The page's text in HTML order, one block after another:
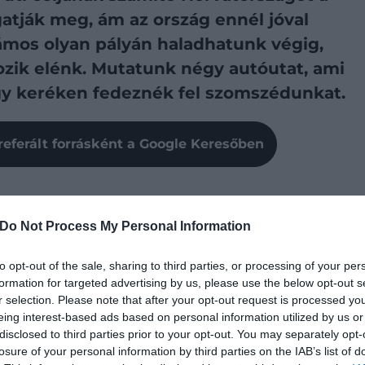
Do Not Process My Personal Information
opt-out of the sale, sharing to third parties, or processing of your
for targeted advertising by us, please use the below opt-out
selection. Please note that after your opt-out request is processed
interest-based ads based on personal information utilized by us
to third parties prior to your opt-out. You may separately
of your personal information by third parties on the IAB’s list of
meg, ám az ország ennél jóval
olyan pályán haladhatunk végig,
elénk. Mutatunk négy autóutat, ami
keréken fedeznék fel szomszédunkat.
forrásként a Google Keresőben
népszerű a magyarok körében, ami nem is csoda,
látnivalókban is. A tengerparti városok közül
emléket rejt magában, de a látogatók nemzeti
sokaságát élvezhetik. Erre járva érdemes
de mindenképpen ejtsük útba Motovun
.